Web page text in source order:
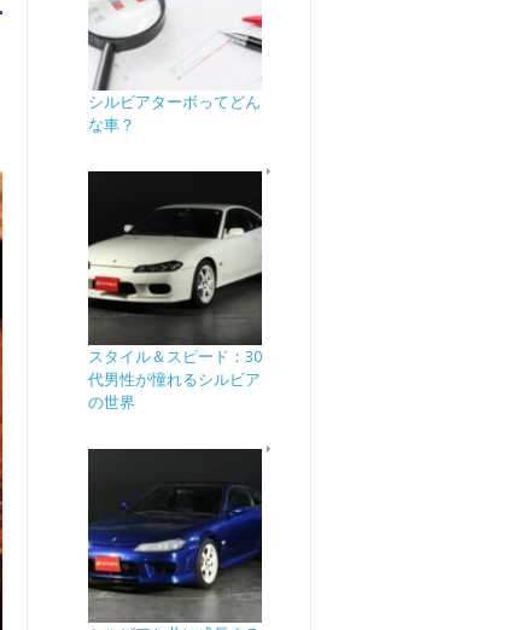
シルビアターボってどん
な車？
スタイル＆スピード：30
代男性が憧れるシルビア
の世界